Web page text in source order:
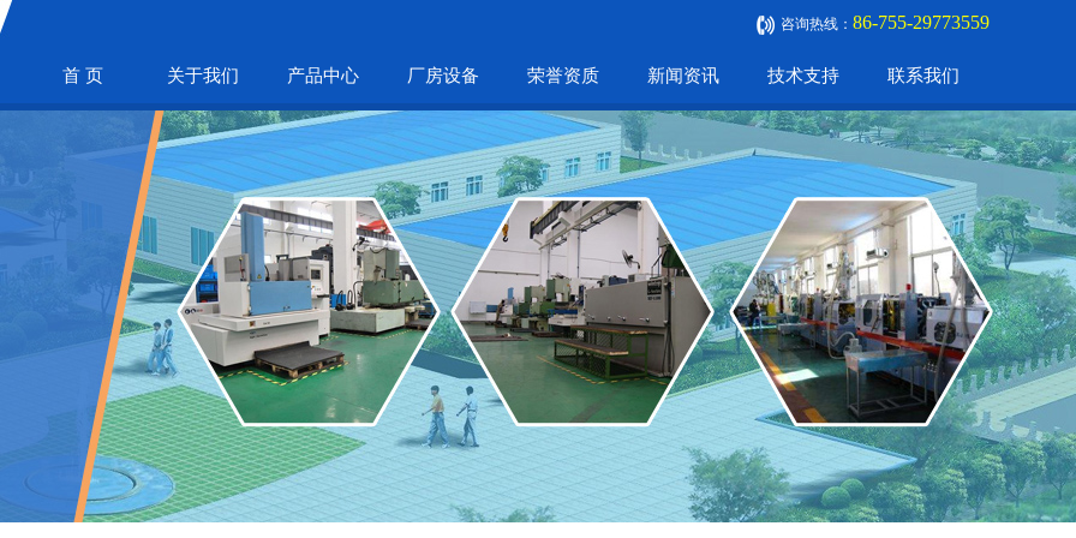
咨询热线： 86-755-29773559
首 页 关于我们 产品中心 厂房设备 荣誉资质 新闻资讯 技术支持 联系我们